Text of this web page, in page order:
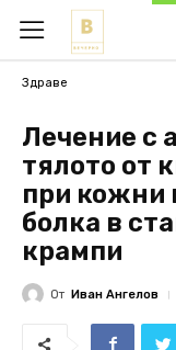
Здраве
Лечение с
тялото от
при кожни
болка в
крампи
От Иван Ангелов